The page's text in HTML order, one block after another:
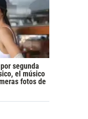
segunda
el músico
fotos de